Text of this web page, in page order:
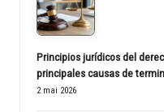
Principios jurídicos del
principales causas de
2 mai 2026